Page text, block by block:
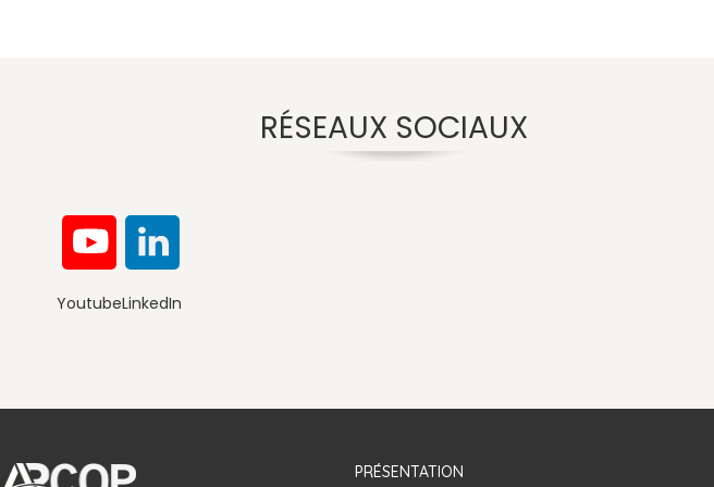
RÉSEAUX SOCIAUX
YoutubeLinkedIn
PRÉSENTATION